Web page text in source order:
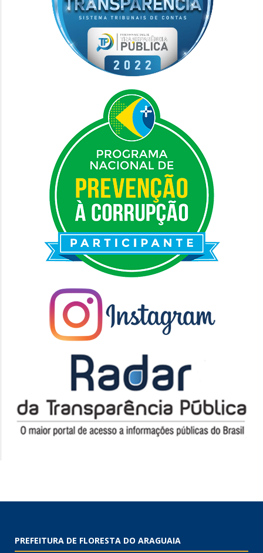
PREFEITURA DE FLORESTA DO ARAGUAIA